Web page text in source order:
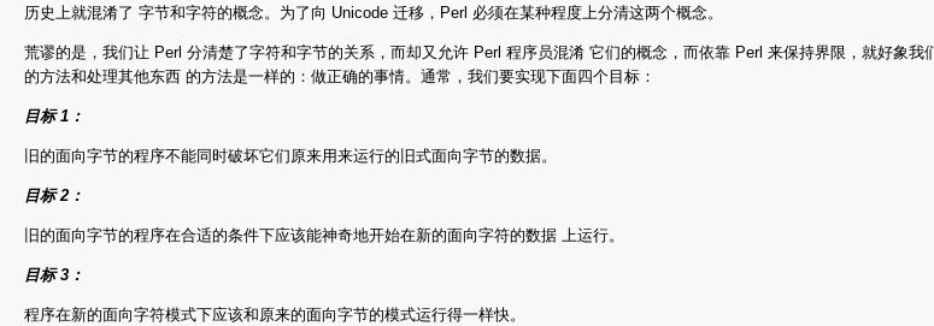
历史上就混淆了 字节和字符的概念。为了向 Unicode 迁移，Perl 必须在某种程度上分清这两个概念。
荒谬的是，我们让 Perl 分清楚了字符和字节的关系，而却又允许 Perl 程序员混淆 它们的概念，而依靠 Perl 来保持界限，就好象
的方法和处理其他东西 的方法是一样的：做正确的事情。通常，我们要实现下面四个目标：
目标 1：
旧的面向字节的程序不能同时破坏它们原来用来运行的旧式面向字节的数据。
目标 2：
旧的面向字节的程序在合适的条件下应该能神奇地开始在新的面向字符的数据 上运行。
目标 3：
程序在新的面向字符模式下应该和原来的面向字节的模式运行得一样快。